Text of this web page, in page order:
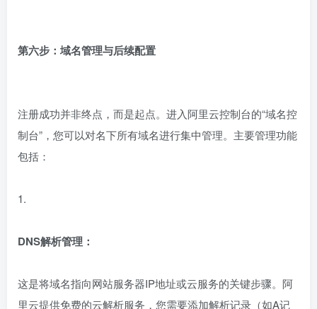
第六步：域名管理与后续配置
注册成功并非终点，而是起点。进入阿里云控制台的“域名控
制台”，您可以对名下所有域名进行集中管理。主要管理功能
包括：
1.
DNS解析管理：
这是将域名指向网站服务器IP地址或云服务的关键步骤。阿
里云提供免费的云解析服务，您需要添加解析记录（如A记